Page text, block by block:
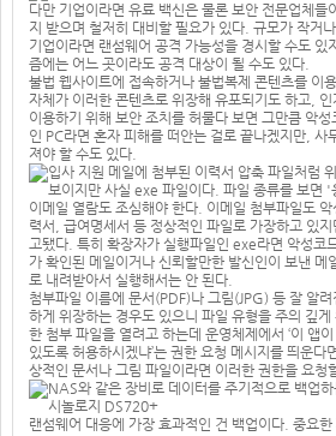
다만 기업이라면 유료 백신은 물론 보안 전문업체들
지 받으며 철저히 대비할 필요가 있다. 규모가 작거
기업이라면 랜섬웨어 공격 가능성을 경시할 수도 있
즘에는 어느 곳이라도 공격 대상이 될 수도 있다.
불법 웹사이트에 접속하거나 불법복제 콘텐츠를 이
자체가 이러한 콘텐츠로 위장해 유포되기도 하고,
이용하기 위해 보안 조치를 허물다 보면 그만큼 악
인 PC라면 혼자 피해를 떠안는 걸로 끝나겠지만, 사
져야 할 수도 있다.
이메일 열람도 조심해야 한다. 이메일 첨부파일도
력서, 급여명세서 등 정상적인 파일로 가장하고 있
고됐다. 특히 확장자가 실행파일인 exe라면 악성코
가 확인된 메일이거나 신뢰할만한 발신인이 보낸 메
로 내려받아서 실행해서는 안 된다.
첨부파일 이름에 문서(PDF)나 그림(JPG) 등 잘 알
하게 위장하는 경우도 있으니 파일 유형을 주의 깊
한 첨부 파일을 열려고 하는데 운영체제에서 ‘이 앱
있도록 허용하시겠냐’는 권한 요청 메시지를 띄운다
상적인 문서나 그림 파일이라면 이러한 권한을 요청
랜섬웨어 대응에 가장 효과적인 건 백업이다. 중요